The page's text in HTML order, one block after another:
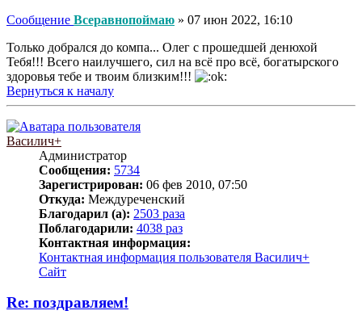
Сообщение Всеравнопоймаю » 07 июн 2022, 16:10
Только добрался до компа... Олег с прошедшей денюхой
Тебя!!! Всего наилучшего, сил на всё про всё, богатырского
здоровья тебе и твоим близким!!!
Вернуться к началу
Василич+
Администратор
Сообщения: 5734
Зарегистрирован: 06 фев 2010, 07:50
Откуда: Междуреченский
Благодарил (а): 2503 раза
Поблагодарили: 4038 раз
Контактная информация:
Контактная информация пользователя Василич+
Сайт
Re: поздравляем!